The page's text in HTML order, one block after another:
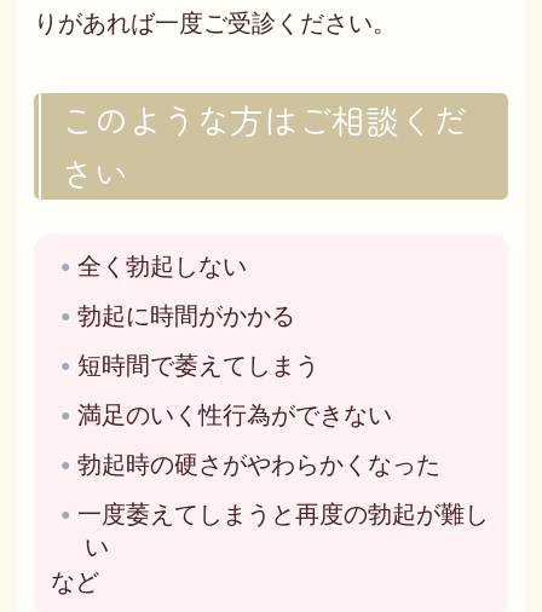
りがあれば一度ご受診ください。
このような方はご相談くだ
さい
全く勃起しない
勃起に時間がかかる
短時間で萎えてしまう
満足のいく性行為ができない
勃起時の硬さがやわらかくなった
一度萎えてしまうと再度の勃起が難し
い
など